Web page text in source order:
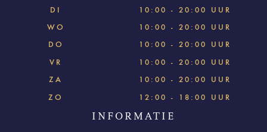
DI
10:00 - 20:00 UUR
WO
10:00 - 20:00 UUR
DO
10:00 - 20:00 UUR
VR
10:00 - 20:00 UUR
ZA
10:00 - 20:00 UUR
ZO
12:00 - 18:00 UUR
INFORMATIE